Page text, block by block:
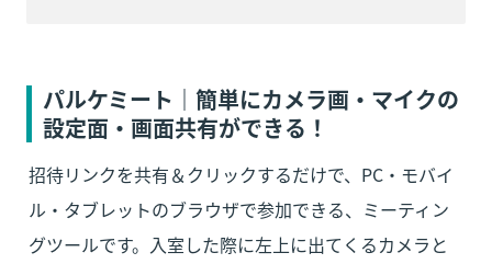
パルケミート｜簡単にカメラ画・マイクの
設定面・画面共有ができる！
招待リンクを共有＆クリックするだけで、PC・モバイ
ル・タブレットのブラウザで参加できる、ミーティン
グツールです。入室した際に左上に出てくるカメラと